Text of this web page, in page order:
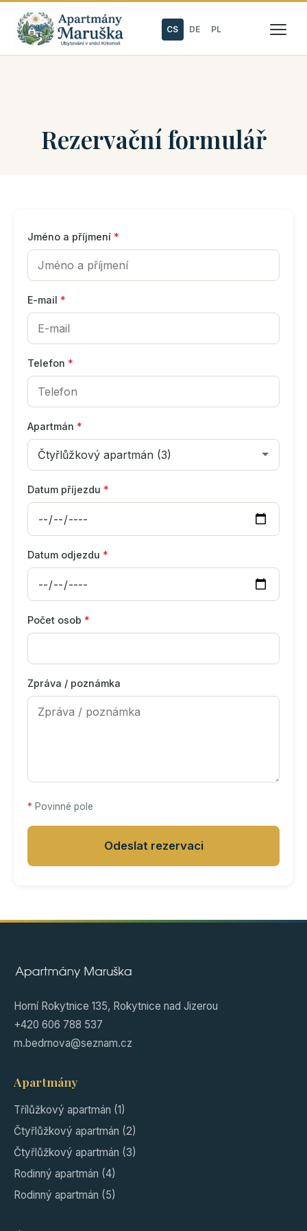
CS DE PL
Rezervační formulář
Jméno a příjmení *
E-mail *
Telefon *
Apartmán *
Datum příjezdu *
Datum odjezdu *
Počet osob *
Zpráva / poznámka
* Povinné pole
Odeslat rezervaci
Horní Rokytnice 135, Rokytnice nad Jizerou
+420 606 788 537
m.bedrnova@seznam.cz
Apartmány
Třílůžkový apartmán (1)
Čtyřlůžkový apartmán (2)
Čtyřlůžkový apartmán (3)
Rodinný apartmán (4)
Rodinný apartmán (5)